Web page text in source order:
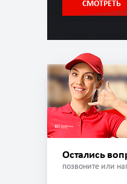
СМОТРЕТЬ
Остались
позвоните или